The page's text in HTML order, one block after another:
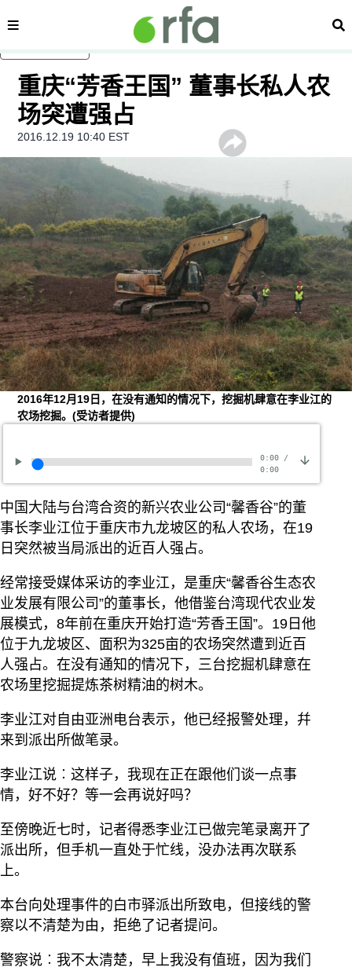
内容分类 搜
重庆“芳香王国” 董事长私人农
场突遭强占
2016.12.19 10:40 EST
2016年12月19日，在没有通知的情况下，挖掘机肆意在李业江的
农场挖掘。(受访者提供)
0:00/
0:00
中国大陆与台湾合资的新兴农业公司“馨香谷”的董
事长李业江位于重庆市九龙坡区的私人农场，在19
日突然被当局派出的近百人强占。
经常接受媒体采访的李业江，是重庆“馨香谷生态农
业发展有限公司”的董事长，他借鉴台湾现代农业发
展模式，8年前在重庆开始打造“芳香王国”。19日他
位于九龙坡区、面积为325亩的农场突然遭到近百
人强占。在没有通知的情况下，三台挖掘机肆意在
农场里挖掘提炼茶树精油的树木。
李业江对自由亚洲电台表示，他已经报警处理，幷
来到派出所做笔录。
李业江说︰这样子，我现在正在跟他们谈一点事
情，好不好？等一会再说好吗？
至傍晚近七时，记者得悉李业江已做完笔录离开了
派出所，但手机一直处于忙线，没办法再次联系
上。
本台向处理事件的白市驿派出所致电，但接线的警
察以不清楚为由，拒绝了记者提问。
警察说︰我不太清楚，早上我没有值班，因为我们